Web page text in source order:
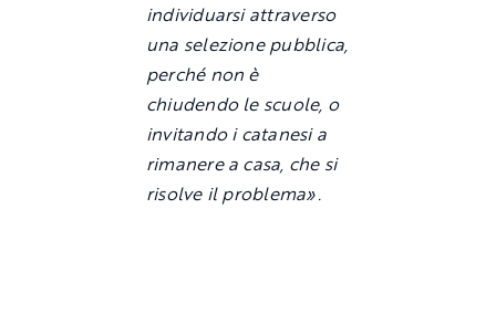
individuarsi attraverso
una selezione pubblica,
perché non è
chiudendo le scuole, o
invitando i catanesi a
rimanere a casa, che si
risolve il problema».